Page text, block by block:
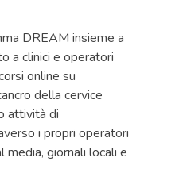
DREAM insieme a
a clinici e operatori
online su
della cervice
attività di
i propri operatori
media, giornali locali e